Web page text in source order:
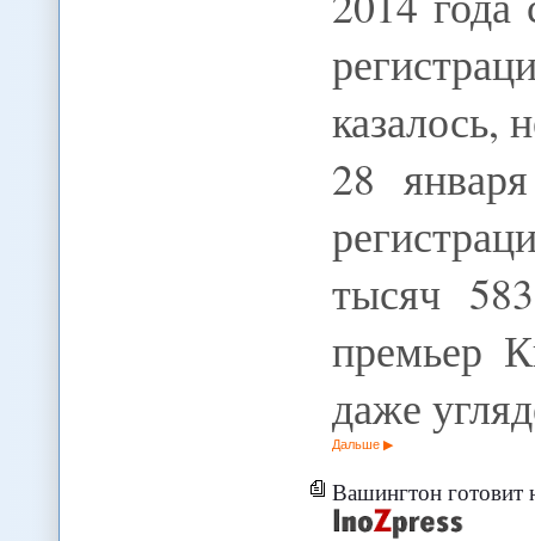
казалось,
28
тысяч
премьер
даже
Дальше
Вашингтон